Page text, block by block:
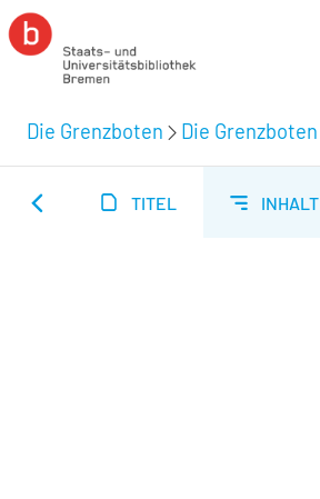
Die Grenzboten Die Grenzboten
TITEL INHALT